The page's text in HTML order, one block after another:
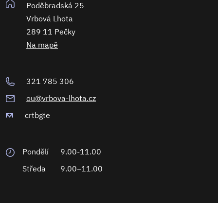
Poděbradská 25
Vrbová Lhota
289 11 Pečky
Na mapě
321 785 306
ou@vrbova-lhota.cz
crtbgte
Pondělí
9.00-11.00
Středa
9.00–11.00